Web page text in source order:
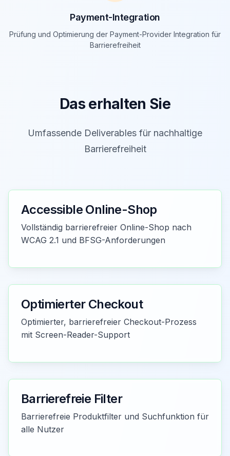
Payment-Integration
Prüfung und Optimierung der Payment-Provider Integration für
Barrierefreiheit
Das erhalten Sie
Umfassende Deliverables für nachhaltige
Barrierefreiheit
Accessible Online-Shop
Vollständig barrierefreier Online-Shop nach
WCAG 2.1 und BFSG-Anforderungen
Optimierter Checkout
Optimierter, barrierefreier Checkout-Prozess
mit Screen-Reader-Support
Barrierefreie Filter
Barrierefreie Produktfilter und Suchfunktion für
alle Nutzer